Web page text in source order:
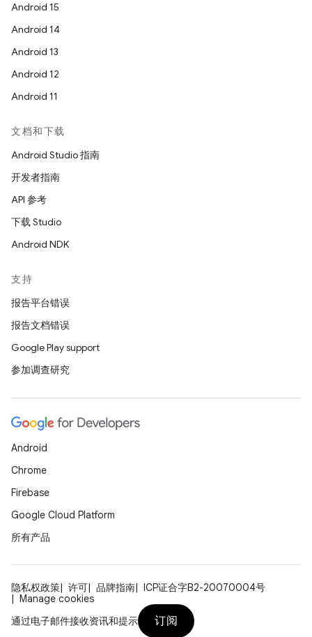
Android 15
Android 14
Android 13
Android 12
Android 11
文档和下载
Android Studio 指南
开发者指南
API 参考
下载 Studio
Android NDK
支持
报告平台错误
报告文档错误
Google Play support
参加调查研究
Android
Chrome
Firebase
Google Cloud Platform
所有产品
隐私权政策 许可 品牌指南
ICP证合字B2-20070004号
Manage cookies
通过电子邮件接收资讯和提示
订阅